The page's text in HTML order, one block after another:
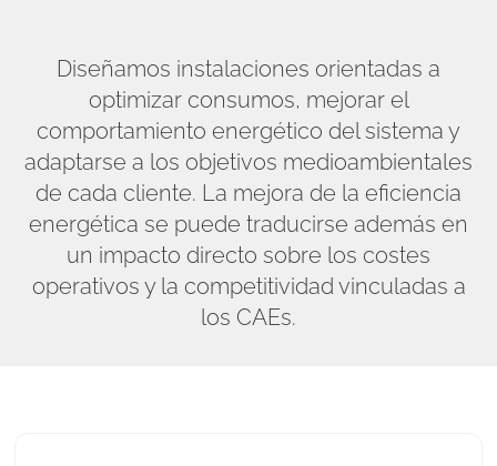
Diseñamos instalaciones orientadas a
optimizar consumos, mejorar el
comportamiento energético del sistema y
adaptarse a los objetivos medioambientales
de cada cliente. La mejora de la eficiencia
energética se puede traducirse además en
un impacto directo sobre los costes
operativos y la competitividad vinculadas a
los CAEs.